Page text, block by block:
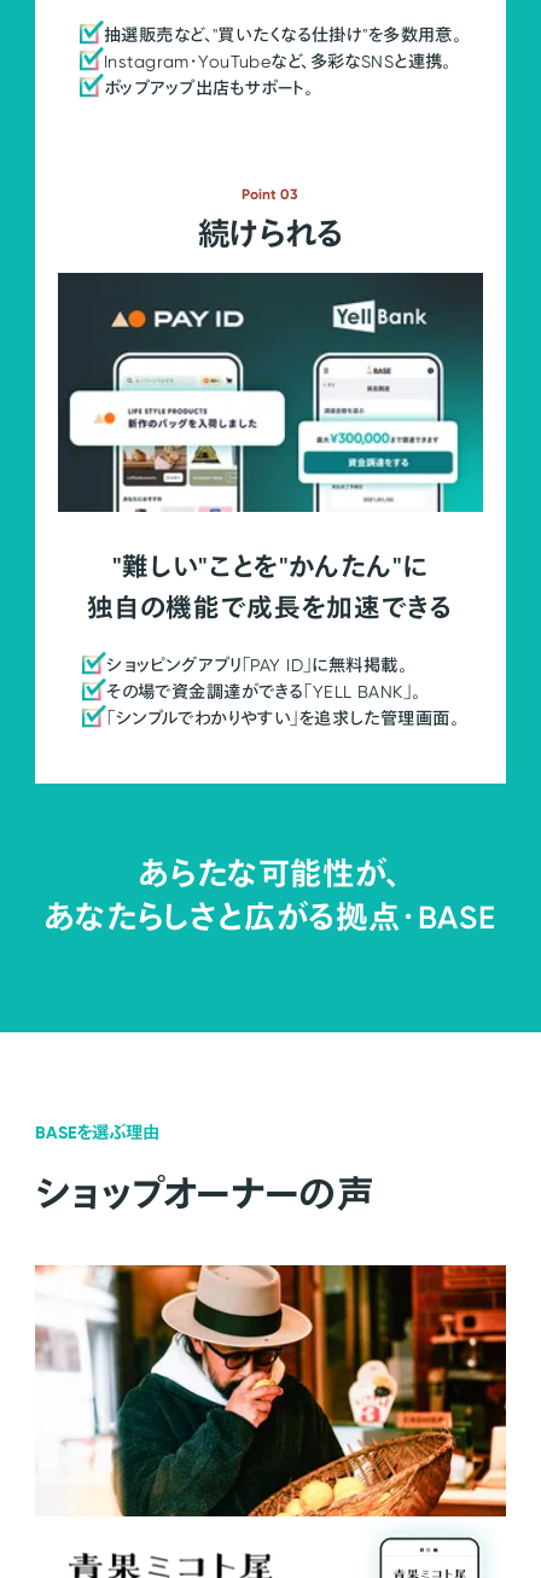
抽選販売など、"買いたくなる仕掛け"を多数用意。
Instagram・YouTubeなど、多彩なSNSと連携。
ポップアップ出店もサポート。
Point 03
続けられる
"難しい"ことを"かんたん"に
独自の機能で成長を加速できる
ショッピングアプリ「PAY ID」に無料掲載。
その場で資金調達ができる「YELL BANK」。
「シンプルでわかりやすい」を追求した管理画面。
あらたな可能性が、
あなたらしさと広がる拠点・BASE
BASEを選ぶ理由
ショップオーナーの声